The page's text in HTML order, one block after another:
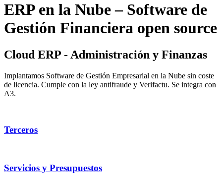
ERP en la Nube – Software de
Gestión Financiera open source
Cloud ERP - Administración y Finanzas
Implantamos Software de Gestión Empresarial en la Nube sin coste
de licencia. Cumple con la ley antifraude y Verifactu. Se integra con
A3.
Terceros
Servicios y Presupuestos